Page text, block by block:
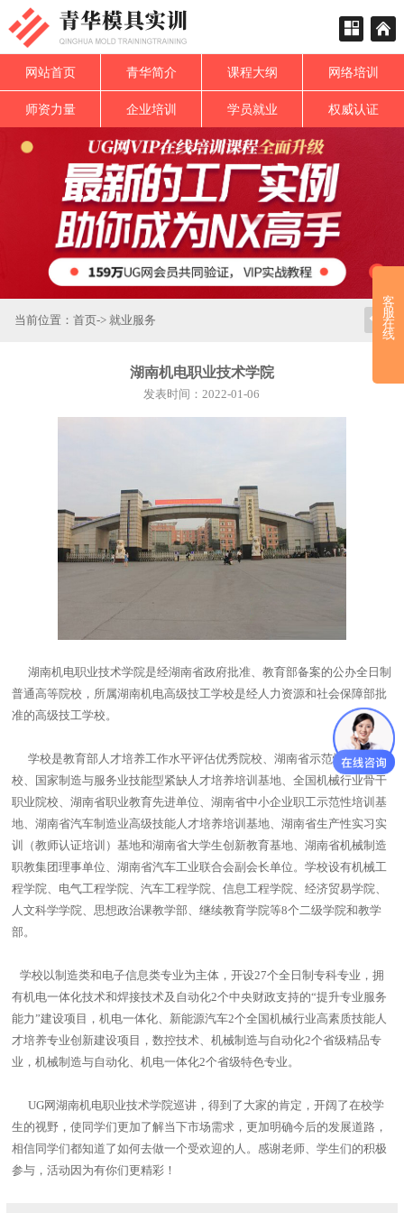
网站首页 青华简介 课程大纲 网络培训
师资力量 企业培训 学员就业 权威认证
当前位置： 首页-> 就业服务
湖南机电职业技术学院
发表时间：2022-01-06
湖南机电职业技术学院是经湖南省政府批准、教育部备案的公办全日制
普通高等院校，所属湖南机电高级技工学校是经人力资源和社会保障部批
准的高级技工学校。
学校是教育部人才培养工作水平评估优秀院校、湖南省示范性高职院
校、国家制造与服务业技能型紧缺人才培养培训基地、全国机械行业骨干
职业院校、湖南省职业教育先进单位、湖南省中小企业职工示范性培训基
地、湖南省汽车制造业高级技能人才培养培训基地、湖南省生产性实习实
训（教师认证培训）基地和湖南省大学生创新教育基地、湖南省机械制造
职教集团理事单位、湖南省汽车工业联合会副会长单位。学校设有机械工
程学院、电气工程学院、汽车工程学院、信息工程学院、经济贸易学院、
人文科学学院、思想政治课教学部、继续教育学院等8个二级学院和教学
部。
学校以制造类和电子信息类专业为主体，开设27个全日制专科专业，拥
有机电一体化技术和焊接技术及自动化2个中央财政支持的“提升专业服务
能力”建设项目，机电一体化、新能源汽车2个全国机械行业高素质技能人
才培养专业创新建设项目，数控技术、机械制造与自动化2个省级精品专
业，机械制造与自动化、机电一体化2个省级特色专业。
UG网湖南机电职业技术学院巡讲，得到了大家的肯定，开阔了在校学
生的视野，使同学们更加了解当下市场需求，更加明确今后的发展道路，
相信同学们都知道了如何去做一个受欢迎的人。感谢老师、学生们的积极
参与，活动因为有你们更精彩！
客
服
在
线